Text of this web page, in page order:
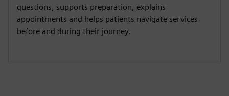
questions, supports preparation, explains
appointments and helps patients navigate services
before and during their journey.